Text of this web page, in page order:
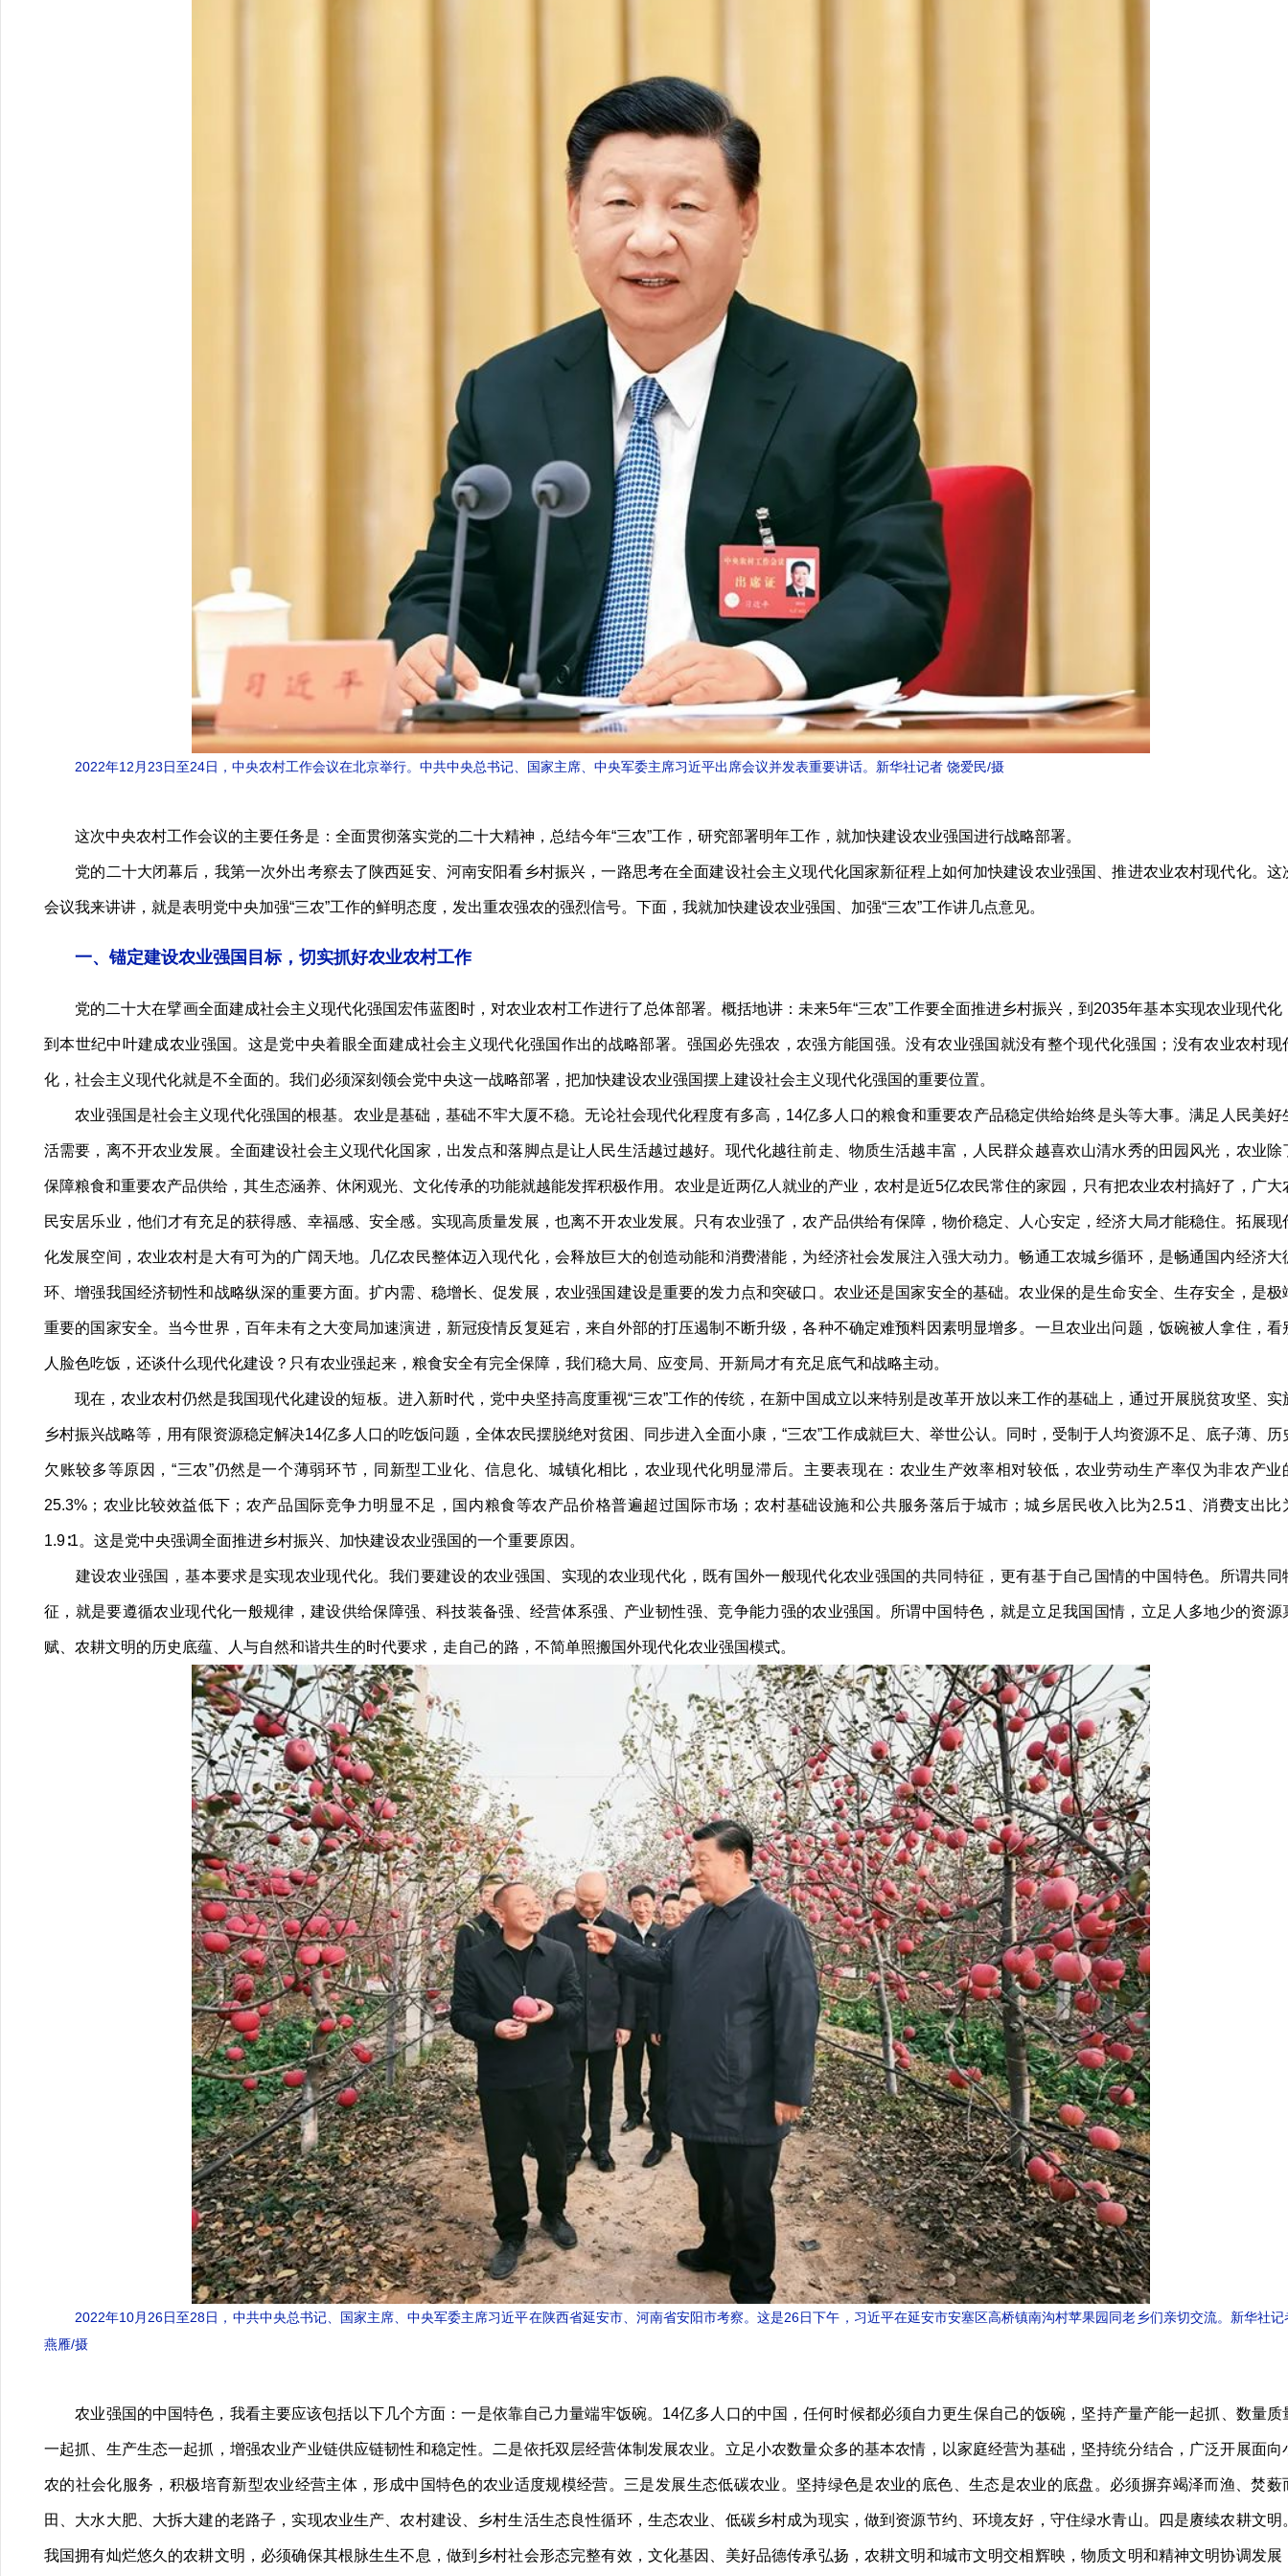
2022年12月23日至24日，中央农村工作会议在北京举行。中共中央总书记、国家主席、中央军委主席习近平出席会议并发表重要讲话。新华社记者 饶爱民/摄
这次中央农村工作会议的主要任务是：全面贯彻落实党的二十大精神，总结今年“三农”工作，研究部署明年工作，就加快建设农业强国进行战略部署。
党的二十大闭幕后，我第一次外出考察去了陕西延安、河南安阳看乡村振兴，一路思考在全面建设社会主义现代化国家新征程上如何加快建设农业强国、推进农业农村现代化。这
会议我来讲讲，就是表明党中央加强“三农”工作的鲜明态度，发出重农强农的强烈信号。下面，我就加快建设农业强国、加强“三农”工作讲几点意见。
一、锚定建设农业强国目标，切实抓好农业农村工作
党的二十大在擘画全面建成社会主义现代化强国宏伟蓝图时，对农业农村工作进行了总体部署。概括地讲：未来5年“三农”工作要全面推进乡村振兴，到2035年基本实现农业现代化
到本世纪中叶建成农业强国。这是党中央着眼全面建成社会主义现代化强国作出的战略部署。强国必先强农，农强方能国强。没有农业强国就没有整个现代化强国；没有农业农村现
化，社会主义现代化就是不全面的。我们必须深刻领会党中央这一战略部署，把加快建设农业强国摆上建设社会主义现代化强国的重要位置。
农业强国是社会主义现代化强国的根基。农业是基础，基础不牢大厦不稳。无论社会现代化程度有多高，14亿多人口的粮食和重要农产品稳定供给始终是头等大事。满足人民美好
活需要，离不开农业发展。全面建设社会主义现代化国家，出发点和落脚点是让人民生活越过越好。现代化越往前走、物质生活越丰富，人民群众越喜欢山清水秀的田园风光，农业除
保障粮食和重要农产品供给，其生态涵养、休闲观光、文化传承的功能就越能发挥积极作用。农业是近两亿人就业的产业，农村是近5亿农民常住的家园，只有把农业农村搞好了，广大
民安居乐业，他们才有充足的获得感、幸福感、安全感。实现高质量发展，也离不开农业发展。只有农业强了，农产品供给有保障，物价稳定、人心安定，经济大局才能稳住。拓展现
化发展空间，农业农村是大有可为的广阔天地。几亿农民整体迈入现代化，会释放巨大的创造动能和消费潜能，为经济社会发展注入强大动力。畅通工农城乡循环，是畅通国内经济大
环、增强我国经济韧性和战略纵深的重要方面。扩内需、稳增长、促发展，农业强国建设是重要的发力点和突破口。农业还是国家安全的基础。农业保的是生命安全、生存安全，是极
重要的国家安全。当今世界，百年未有之大变局加速演进，新冠疫情反复延宕，来自外部的打压遏制不断升级，各种不确定难预料因素明显增多。一旦农业出问题，饭碗被人拿住，看
人脸色吃饭，还谈什么现代化建设？只有农业强起来，粮食安全有完全保障，我们稳大局、应变局、开新局才有充足底气和战略主动。
现在，农业农村仍然是我国现代化建设的短板。进入新时代，党中央坚持高度重视“三农”工作的传统，在新中国成立以来特别是改革开放以来工作的基础上，通过开展脱贫攻坚、实
乡村振兴战略等，用有限资源稳定解决14亿多人口的吃饭问题，全体农民摆脱绝对贫困、同步进入全面小康，“三农”工作成就巨大、举世公认。同时，受制于人均资源不足、底子薄、历
欠账较多等原因，“三农”仍然是一个薄弱环节，同新型工业化、信息化、城镇化相比，农业现代化明显滞后。主要表现在：农业生产效率相对较低，农业劳动生产率仅为非农产业
25.3%；农业比较效益低下；农产品国际竞争力明显不足，国内粮食等农产品价格普遍超过国际市场；农村基础设施和公共服务落后于城市；城乡居民收入比为2.5∶1、消费支出比
1.9∶1。这是党中央强调全面推进乡村振兴、加快建设农业强国的一个重要原因。
建设农业强国，基本要求是实现农业现代化。我们要建设的农业强国、实现的农业现代化，既有国外一般现代化农业强国的共同特征，更有基于自己国情的中国特色。所谓共同
征，就是要遵循农业现代化一般规律，建设供给保障强、科技装备强、经营体系强、产业韧性强、竞争能力强的农业强国。所谓中国特色，就是立足我国国情，立足人多地少的资源
赋、农耕文明的历史底蕴、人与自然和谐共生的时代要求，走自己的路，不简单照搬国外现代化农业强国模式。
2022年10月26日至28日，中共中央总书记、国家主席、中央军委主席习近平在陕西省延安市、河南省安阳市考察。这是26日下午，习近平在延安市安塞区高桥镇南沟村苹果园同老乡们亲切交流。新华社记
燕雁/摄
农业强国的中国特色，我看主要应该包括以下几个方面：一是依靠自己力量端牢饭碗。14亿多人口的中国，任何时候都必须自力更生保自己的饭碗，坚持产量产能一起抓、数量质
一起抓、生产生态一起抓，增强农业产业链供应链韧性和稳定性。二是依托双层经营体制发展农业。立足小农数量众多的基本农情，以家庭经营为基础，坚持统分结合，广泛开展面向
农的社会化服务，积极培育新型农业经营主体，形成中国特色的农业适度规模经营。三是发展生态低碳农业。坚持绿色是农业的底色、生态是农业的底盘。必须摒弃竭泽而渔、焚薮
田、大水大肥、大拆大建的老路子，实现农业生产、农村建设、乡村生活生态良性循环，生态农业、低碳乡村成为现实，做到资源节约、环境友好，守住绿水青山。四是赓续农耕文明
我国拥有灿烂悠久的农耕文明，必须确保其根脉生生不息，做到乡村社会形态完整有效，文化基因、美好品德传承弘扬，农耕文明和城市文明交相辉映，物质文明和精神文明协调发展